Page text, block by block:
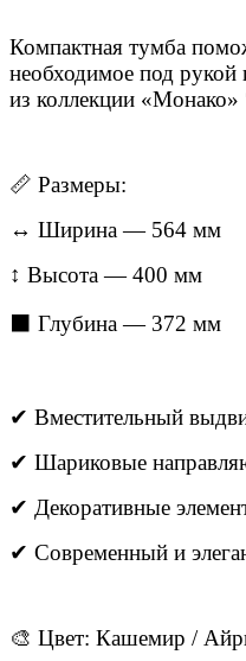
Компактная тумба
необходимое под рукой
из коллекции «Монако»
📏 Размеры:
↔ Ширина — 564 мм
↕ Высота — 400 мм
⬛ Глубина — 372 мм
✔ Вместительный
✔ Шариковые
✔ Декоративные
✔ Современный и
🎨 Цвет: Кашемир /